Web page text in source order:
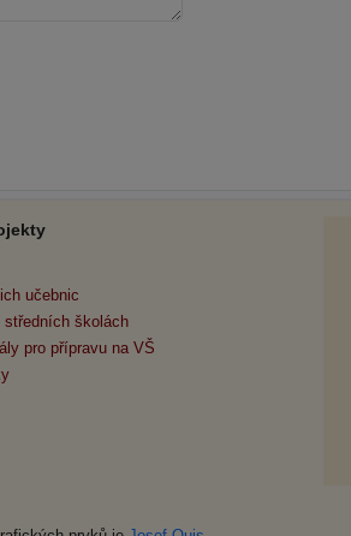
učebnic
středních školách
pro přípravu na VŠ